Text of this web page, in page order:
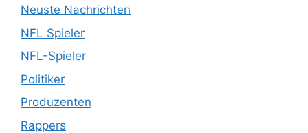
Neuste Nachrichten
NFL Spieler
NFL-Spieler
Politiker
Produzenten
Rappers